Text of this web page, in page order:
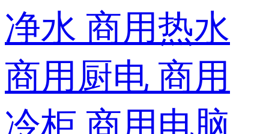
净水 商用热水
商用厨电 商用
冷柜 商用电脑